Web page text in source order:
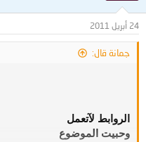
24 أبريل 2011
جمانة قال:
الروابط لآتعمل
وحبيت الموضوع